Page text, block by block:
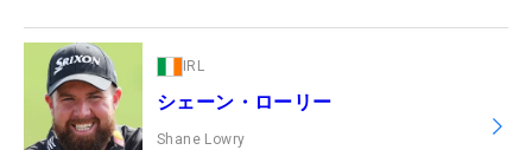
IRL
シェーン・ローリー
Shane Lowry